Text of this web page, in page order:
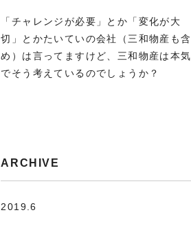
「チャレンジが必要」とか「変化が大
切」とかたいていの会社（三和物産も含
め）は言ってますけど、三和物産は本気
でそう考えているのでしょうか？
ARCHIVE
2019.6